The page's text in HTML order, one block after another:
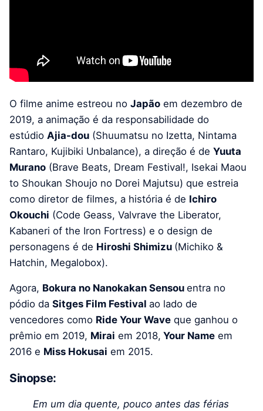
O filme anime estreou no Japão em dezembro de
2019, a animação é da responsabilidade do
estúdio Ajia-dou (Shuumatsu no Izetta, Nintama
Rantaro, Kujibiki Unbalance), a direção é de Yuuta
Murano (Brave Beats, Dream Festival!, Isekai Maou
to Shoukan Shoujo no Dorei Majutsu) que estreia
como diretor de filmes, a história é de Ichiro
Okouchi (Code Geass, Valvrave the Liberator,
Kabaneri of the Iron Fortress) e o design de
personagens é de Hiroshi Shimizu (Michiko &
Hatchin, Megalobox).
Agora, Bokura no Nanokakan Sensou entra no
pódio da Sitges Film Festival ao lado de
vencedores como Ride Your Wave que ganhou o
prêmio em 2019, Mirai em 2018, Your Name em
2016 e Miss Hokusai em 2015.
Sinopse:
Em um dia quente, pouco antes das férias